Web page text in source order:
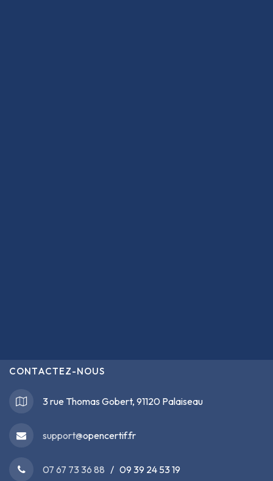
CONTACTEZ-NOUS
3 rue Thomas Gobert, 91120 Palaiseau
support@opencertif.fr
07 67 73 36 88 / 09 39 24 53 19